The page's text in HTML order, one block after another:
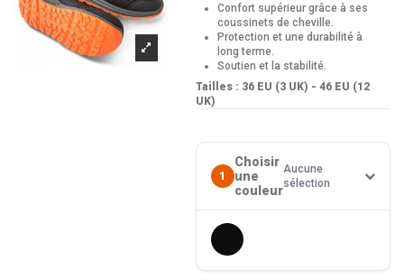
Confort supérieur grâce à ses
coussinets de cheville.
Protection et une durabilité à
long terme.
Soutien et la stabilité.
Tailles : 36 EU (3 UK) - 46 EU (12
UK)
1
Choisir
une
couleur
Aucune
sélection